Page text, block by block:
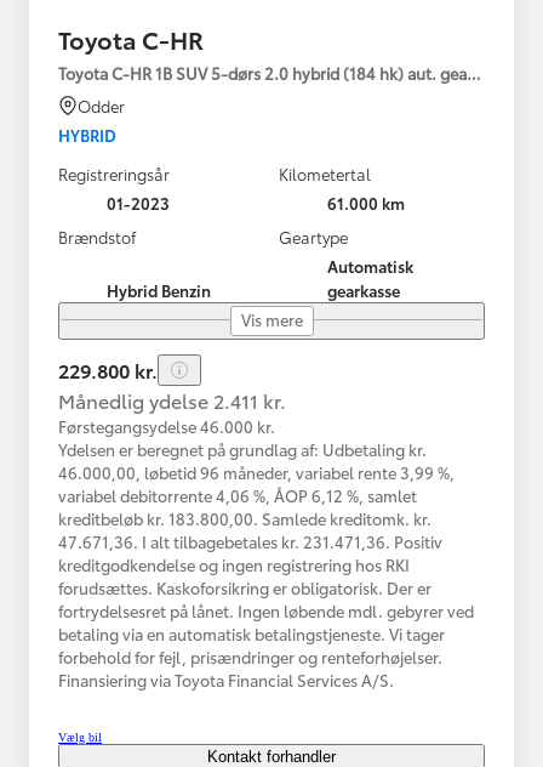
Toyota C-HR
Toyota C-HR 1B SUV 5-dørs 2.0 hybrid (184 hk) aut. gear C-HIC
Odder
HYBRID
Registreringsår
01-2023
Kilometertal
61.000 km
Brændstof
Hybrid Benzin
Geartype
Automatisk
gearkasse
Vis mere
229.800 kr.
Månedlig ydelse 2.411 kr.
Førstegangsydelse 46.000 kr.
Ydelsen er beregnet på grundlag af: Udbetaling kr.
46.000,00, løbetid 96 måneder, variabel rente 3,99 %,
variabel debitorrente 4,06 %, ÅOP 6,12 %, samlet
kreditbeløb kr. 183.800,00. Samlede kreditomk. kr.
47.671,36. I alt tilbagebetales kr. 231.471,36. Positiv
kreditgodkendelse og ingen registrering hos RKI
forudsættes. Kaskoforsikring er obligatorisk. Der er
fortrydelsesret på lånet. Ingen løbende mdl. gebyrer ved
betaling via en automatisk betalingstjeneste. Vi tager
forbehold for fejl, prisændringer og renteforhøjelser.
Finansiering via Toyota Financial Services A/S.
Vælg bil
Kontakt forhandler